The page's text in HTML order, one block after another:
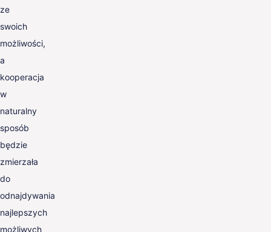
ze
swoich
możliwości,
a
kooperacja
w
naturalny
sposób
będzie
zmierzała
do
odnajdywania
najlepszych
możliwych